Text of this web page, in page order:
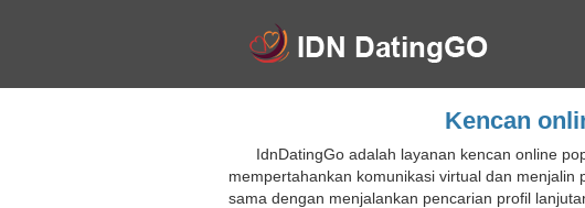
Kencan
IdnDatingGo adalah layanan kencan online
mempertahankan komunikasi virtual dan
sama dengan menjalankan pencarian profil